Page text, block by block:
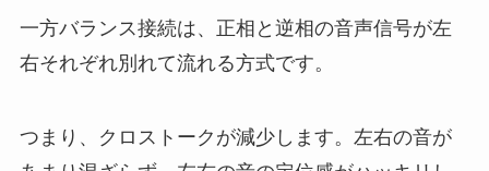
一方バランス接続は、正相と逆相の音声信号が左
右それぞれ別れて流れる方式です。
つまり、クロストークが減少します。左右の音が